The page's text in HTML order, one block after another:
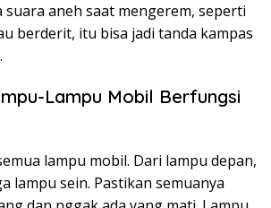
suara aneh saat mengerem, seperti
berderit, itu bisa jadi tanda kampas
Lampu Mobil Berfungsi
lampu mobil. Dari lampu depan,
lampu sein. Pastikan semuanya